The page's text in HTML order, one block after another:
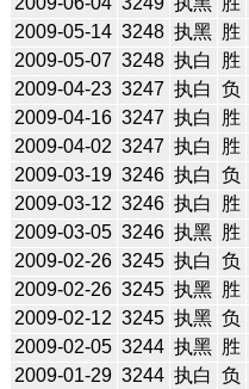
2009-05-14 3248 执黑 胜
2009-05-07 3248 执白 胜
2009-04-23 3247 执白 负
2009-04-16 3247 执白 胜
2009-04-02 3247 执白 胜
2009-03-19 3246 执白 负
2009-03-12 3246 执白 胜
2009-03-05 3246 执黑 胜
2009-02-26 3245 执白 负
2009-02-26 3245 执黑 胜
2009-02-12 3245 执黑 负
2009-02-05 3244 执黑 胜
2009-01-29 3244 执白 负